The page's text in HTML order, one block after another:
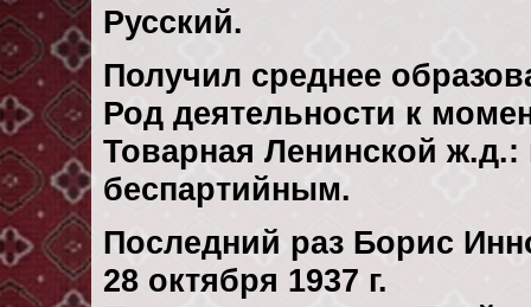
Русский.
Получил среднее
Род деятельности к
Товарная Ленинской
беспартийным.
Последний раз Борис
28 октября 1937 г.